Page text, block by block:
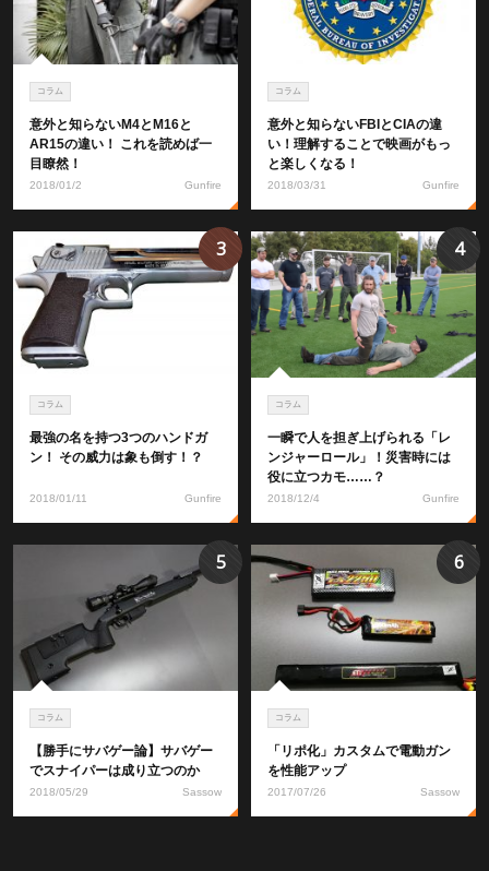
コラム
意外と知らないM4とM16と
AR15の違い！ これを読めば一
目瞭然！
2018/01/2 Gunfire
コラム
意外と知らないFBIとCIAの違
い！理解することで映画がもっ
と楽しくなる！
2018/03/31 Gunfire
コラム
最強の名を持つ3つのハンドガ
ン！ その威力は象も倒す！？
2018/01/11 Gunfire
3
コラム
一瞬で人を担ぎ上げられる「レ
ンジャーロール」！災害時には
役に立つカモ……？
2018/12/4 Gunfire
4
コラム
【勝手にサバゲー論】サバゲー
でスナイパーは成り立つのか
2018/05/29 Sassow
5
コラム
「リポ化」カスタムで電動ガン
を性能アップ
2017/07/26 Sassow
6